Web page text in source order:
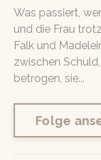
Was passiert,
und die Frau
Falk und
zwischen
betrogen, sie...
Folge